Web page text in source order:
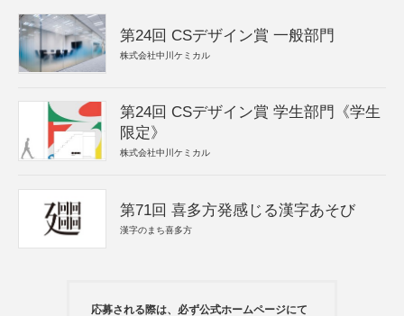
第24回 CSデザイン賞 一般部門
株式会社中川ケミカル
第24回 CSデザイン賞 学生部門《学生
限定》
株式会社中川ケミカル
第71回 喜多方発感じる漢字あそび
漢字のまち喜多方
応募される際は、必ず公式ホームページにて